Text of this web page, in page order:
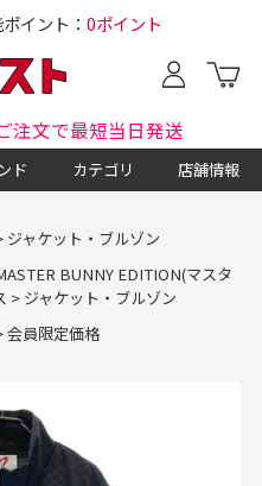
イント： 0ポイント
注文で最短当日発送
ド カテゴリ 店舗情報
ジャケット・ブルゾン
BUNNY EDITION(マスタ
> ジャケット・ブルゾン
会員限定価格